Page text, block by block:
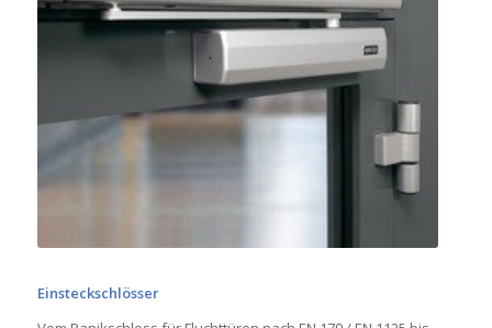
Ein­steck­schlösser